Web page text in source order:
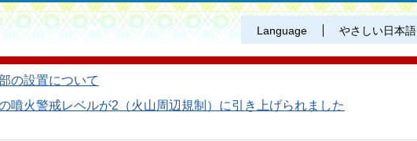
Language やさしい日本語
の設置について
噴火警戒レベルが2（火山周辺規制）に引き上げられました